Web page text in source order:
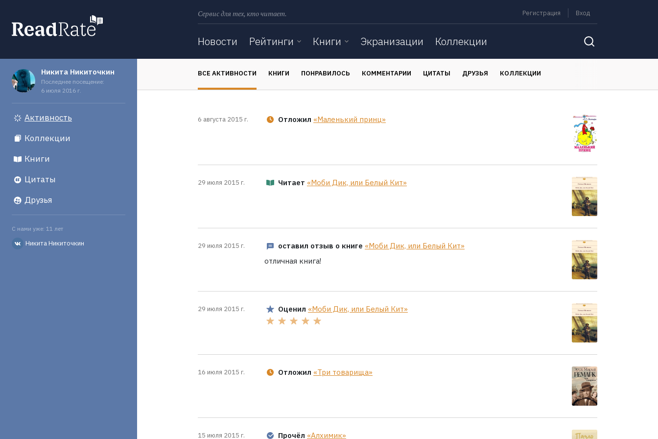
Сервис для тех, кто читает. Регистрация Вход
Новости Рейтинги Книги Экранизации Коллекции
Никита Никиточкин
Последнее посещение:
6 июля 2016 г.
Активность
Коллекции
Книги
Цитаты
Друзья
С нами уже: 11 лет
Никита Никиточкин
ВСЕ АКТИВНОСТИ КНИГИ ПОНРАВИЛОСЬ КОММЕНТАРИИ ЦИТАТЫ ДРУЗЬЯ КОЛЛЕКЦИИ
6 августа 2015 г. Отложил «Маленький принц»
29 июля 2015 г. Читает «Моби Дик, или Белый Кит»
29 июля 2015 г. оставил отзыв о книге «Моби Дик, или Белый Кит»
отличная книга!
29 июля 2015 г. Оценил «Моби Дик, или Белый Кит»
16 июля 2015 г. Отложил «Три товарища»
15 июля 2015 г. Прочёл «Алхимик»